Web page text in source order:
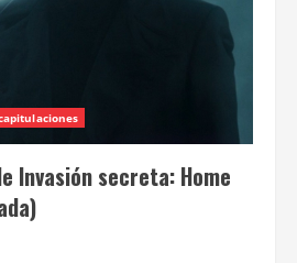
Invasión secreta: Home